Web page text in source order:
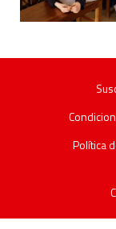
Política